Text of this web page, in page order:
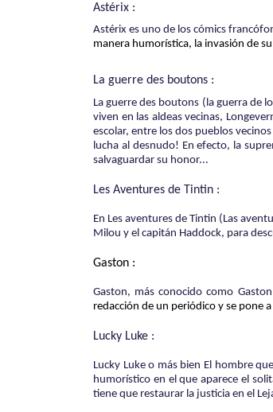
Astérix :
Astérix es uno de los cómics
manera humorística, la invasión de
La guerre des boutons :
La guerre des boutons (la guerra de
viven en las aldeas vecinas,
escolar, entre los dos pueblos
lucha al desnudo! En efecto, la
salvaguardar su honor...
Les Aventures de Tintin :
En Les aventures de Tintin (Las
Milou y el capitán Haddock, para
Gaston :
Gaston, más conocido como
redacción de un periódico y se pone
Lucky Luke :
Lucky Luke o más bien El hombre
humorístico en el que aparece el
tiene que restaurar la justicia en el